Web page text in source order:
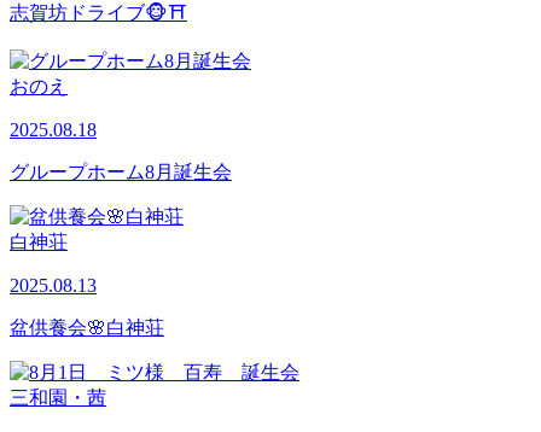
志賀坊ドライブ🐵⛩
おのえ
2025.08.18
グループホーム8月誕生会
白神荘
2025.08.13
盆供養会🌸白神荘
三和園・茜